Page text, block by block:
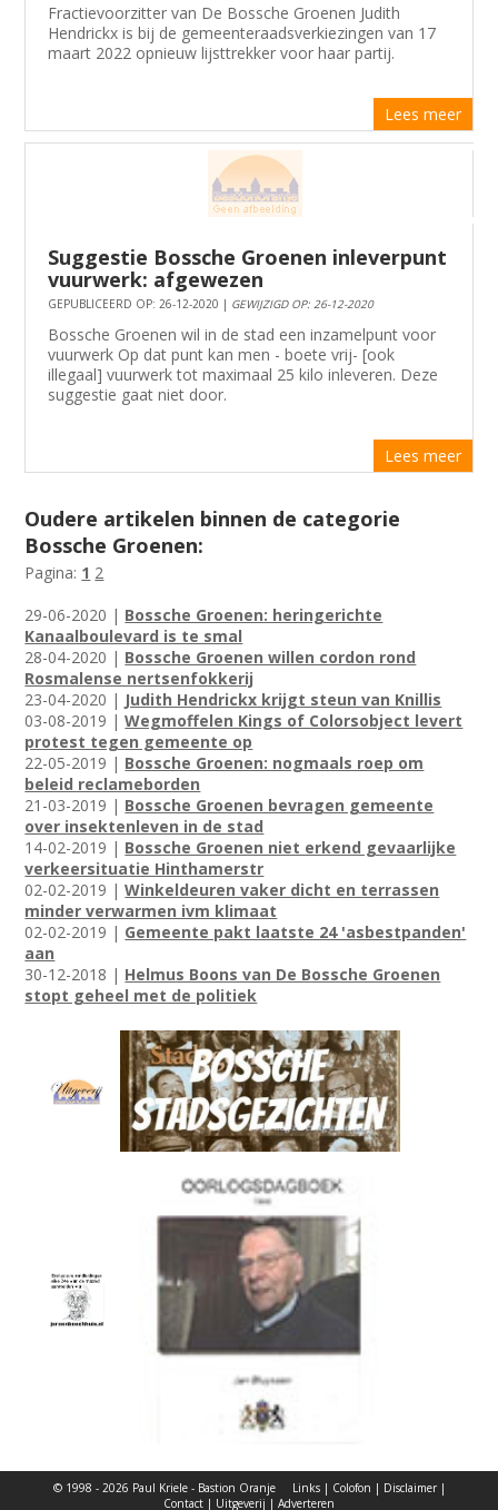
Fractievoorzitter van De Bossche Groenen Judith
Hendrickx is bij de gemeenteraadsverkiezingen van 17
maart 2022 opnieuw lijsttrekker voor haar partij.
Lees meer
Suggestie Bossche Groenen inleverpunt
vuurwerk: afgewezen
GEPUBLICEERD OP: 26-12-2020 | GEWIJZIGD OP: 26-12-2020
​​​​​​​Bossche Groenen wil in de stad een inzamelpunt voor
vuurwerk Op dat punt kan men - boete vrij- [ook
illegaal] vuurwerk tot maximaal 25 kilo inleveren. Deze
suggestie gaat niet door.
Lees meer
Oudere artikelen binnen de categorie
Bossche Groenen:
Pagina: 1 2
29-06-2020 | Bossche Groenen: heringerichte
Kanaalboulevard is te smal
28-04-2020 | Bossche Groenen willen cordon rond
Rosmalense nertsenfokkerij
23-04-2020 | Judith Hendrickx krijgt steun van Knillis
03-08-2019 |Wegmoffelen Kings of Colorsobject levert
protest tegen gemeente op
22-05-2019 | Bossche Groenen: nogmaals roep om
beleid reclameborden
21-03-2019 | Bossche Groenen bevragen gemeente
over insektenleven in de stad
14-02-2019 | Bossche Groenen niet erkend gevaarlijke
verkeersituatie Hinthamerstr
02-02-2019 |Winkeldeuren vaker dicht en terrassen
minder verwarmen ivm klimaat
02-02-2019 | Gemeente pakt laatste 24 'asbestpanden'
aan
30-12-2018 | Helmus Boons van De Bossche Groenen
stopt geheel met de politiek
© 1998 - 2026 Paul Kriele - Bastion Oranje Links| Colofon | Disclaimer|
Contact | Uitgeverij | Adverteren